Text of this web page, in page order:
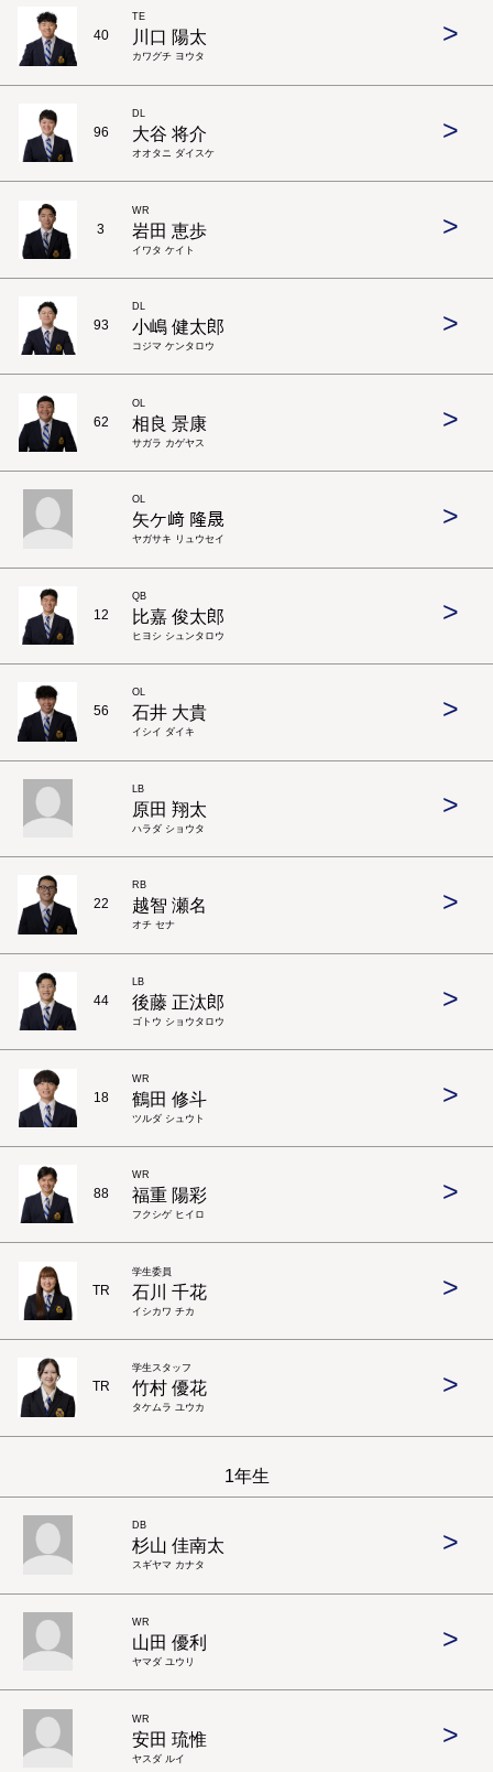
40
TE
川口 陽太
カワグチ ヨウタ
>
96
DL
大谷 将介
オオタニ ダイスケ
>
3
WR
岩田 恵歩
イワタ ケイト
>
93
DL
小嶋 健太郎
コジマ ケンタロウ
>
62
OL
相良 景康
サガラ カゲヤス
>
OL
矢ケ﨑 隆晟
ヤガサキ リュウセイ
>
12
QB
比嘉 俊太郎
ヒヨシ シュンタロウ
>
56
OL
石井 大貴
イシイ ダイキ
>
LB
原田 翔太
ハラダ ショウタ
>
22
RB
越智 瀬名
オチ セナ
>
44
LB
後藤 正汰郎
ゴトウ ショウタロウ
>
18
WR
鶴田 修斗
ツルダ シュウト
>
88
WR
福重 陽彩
フクシゲ ヒイロ
>
TR
学生委員
石川 千花
イシカワ チカ
>
TR
学生スタッフ
竹村 優花
タケムラ ユウカ
>
1年生
DB
杉山 佳南太
スギヤマ カナタ
>
WR
山田 優利
ヤマダ ユウリ
>
WR
安田 琉惟
ヤスダ ルイ
>